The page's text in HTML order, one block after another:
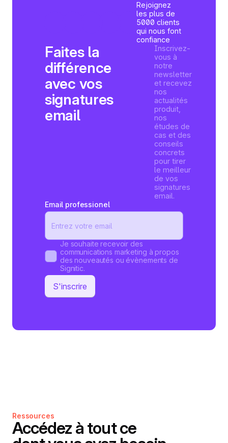
Rejoignez
les plus de
5000 clients
qui nous font
confiance
Faites la
différence
avec vos
signatures
email
Inscrivez-
vous à
notre
newsletter
et recevez
nos
actualités
produit,
nos
études de
cas et des
conseils
concrets
pour tirer
le meilleur
de vos
signatures
email.
Email professionel
Je souhaite recevoir des
communications marketing à propos
des nouveautés ou évènements de
Signitic.
Ressources
Accédez à tout ce